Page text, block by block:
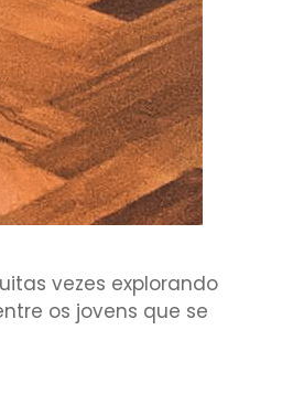
vezes explorando
os jovens que se